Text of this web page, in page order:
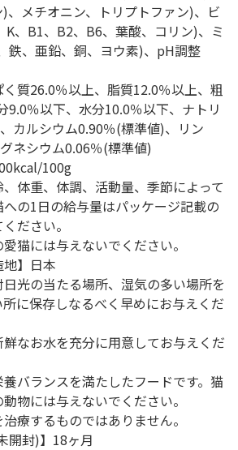
、メチオニン、トリプトファン)、ビ
K、B1、B2、B6、葉酸、コリン)、ミ
鉄、亜鉛、銅、ヨウ素)、pH調整
く質26.0％以上、脂質12.0％以上、粗
9.0％以下、水分10.0％以下、ナトリ
カルシウム0.90％(標準値)、リン
ネシウム0.06％(標準値)
100g
、体重、体調、活動量、季節によって
の1日の給与量はパッケージ記載の
ださい。
猫には与えないでください。
地】日本
日光の当たる場所、湿気の多い場所を
に保存しなるべく早めにお与えくだ
鮮なお水を充分に用意してお与えくだ
養バランスを満たしたフードです。猫
物には与えないでください。
療するものではありません。
開封)】18ヶ月